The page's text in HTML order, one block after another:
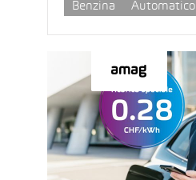
Benzina Automatico